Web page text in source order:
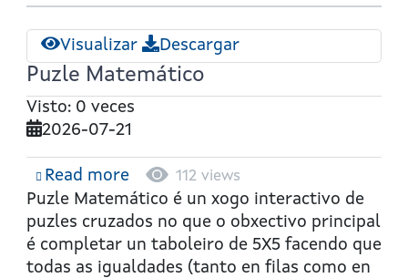
mcm
Visualizar Descargar
Puzle Matemático
Visto: 0 veces
2026-07-21
Read moreabout
Puzle
Matemático
112 views
Puzle Matemático é un xogo interactivo de
puzles cruzados no que o obxectivo principal
é completar un taboleiro de 5X5 facendo que
todas as igualdades (tanto en filas como en